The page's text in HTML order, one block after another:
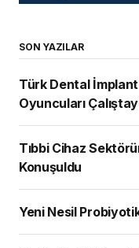
SON YAZILAR
Türk Dental
Oyuncuları
Tıbbi Cihaz
Konuşuldu
Yeni Nesil